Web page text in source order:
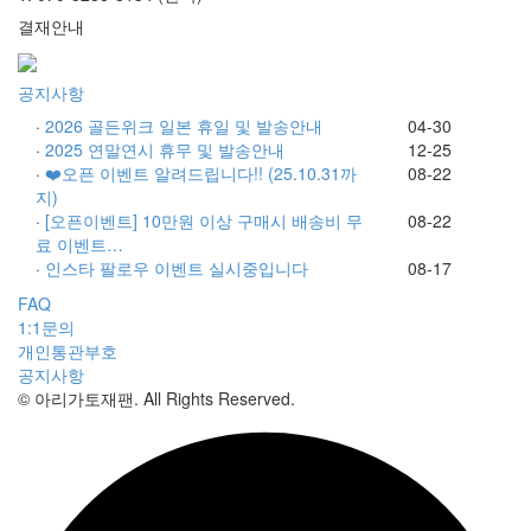
결재안내
공지사항
· 2026 골든위크 일본 휴일 및 발송안내
04-30
· 2025 연말연시 휴무 및 발송안내
12-25
· ❤️오픈 이벤트 알려드립니다!! (25.10.31까
지)
08-22
· [오픈이벤트] 10만원 이상 구매시 배송비 무
료 이벤트…
08-22
· 인스타 팔로우 이벤트 실시중입니다
08-17
FAQ
1:1문의
개인통관부호
공지사항
© 아리가토재팬. All Rights Reserved.